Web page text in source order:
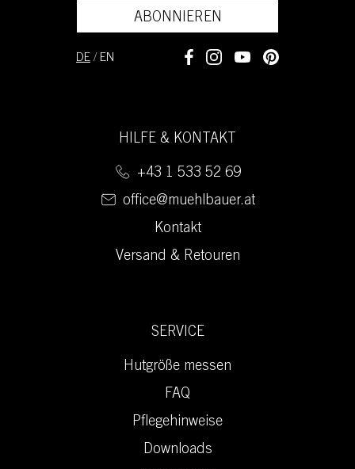
ABONNIEREN
DE / EN
HILFE & KONTAKT
+43 1 533 52 69
office@muehlbauer.at
Kontakt
Versand & Retouren
SERVICE
Hutgröße messen
FAQ
Pflegehinweise
Downloads